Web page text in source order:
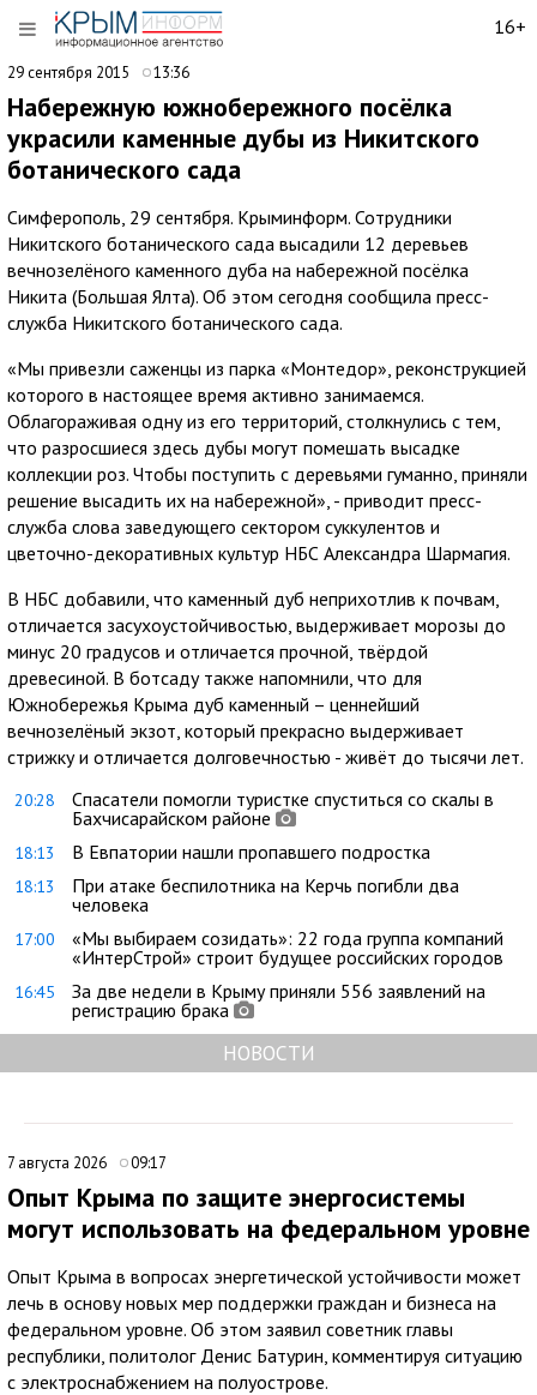
16+
29 сентября 2015 13:36
Набережную южнобережного посёлка
украсили каменные дубы из Никитского
ботанического сада
Симферополь, 29 сентября. Крыминформ. Сотрудники
Никитского ботанического сада высадили 12 деревьев
вечнозелёного каменного дуба на набережной посёлка
Никита (Большая Ялта). Об этом сегодня сообщила пресс-
служба Никитского ботанического сада.
«Мы привезли саженцы из парка «Монтедор», реконструкцией
которого в настоящее время активно занимаемся.
Облагораживая одну из его территорий, столкнулись с тем,
что разросшиеся здесь дубы могут помешать высадке
коллекции роз. Чтобы поступить с деревьями гуманно, приняли
решение высадить их на набережной», - приводит пресс-
служба слова заведующего сектором суккулентов и
цветочно-декоративных культур НБС Александра Шармагия.
В НБС добавили, что каменный дуб неприхотлив к почвам,
отличается засухоустойчивостью, выдерживает морозы до
минус 20 градусов и отличается прочной, твёрдой
древесиной. В ботсаду также напомнили, что для
Южнобережья Крыма дуб каменный – ценнейший
вечнозелёный экзот, который прекрасно выдерживает
стрижку и отличается долговечностью - живёт до тысячи лет.
20:28
Спасатели помогли туристке спуститься со скалы в
Бахчисарайском районе
18:13 В Евпатории нашли пропавшего подростка
18:13
При атаке беспилотника на Керчь погибли два
человека
17:00
«Мы выбираем созидать»: 22 года группа компаний
«ИнтерСтрой» строит будущее российских городов
16:45
За две недели в Крыму приняли 556 заявлений на
регистрацию брака
НОВОСТИ
7 августа 2026 09:17
Опыт Крыма по защите энергосистемы
могут использовать на федеральном уровне
Опыт Крыма в вопросах энергетической устойчивости может
лечь в основу новых мер поддержки граждан и бизнеса на
федеральном уровне. Об этом заявил советник главы
республики, политолог Денис Батурин, комментируя ситуацию
с электроснабжением на полуострове.